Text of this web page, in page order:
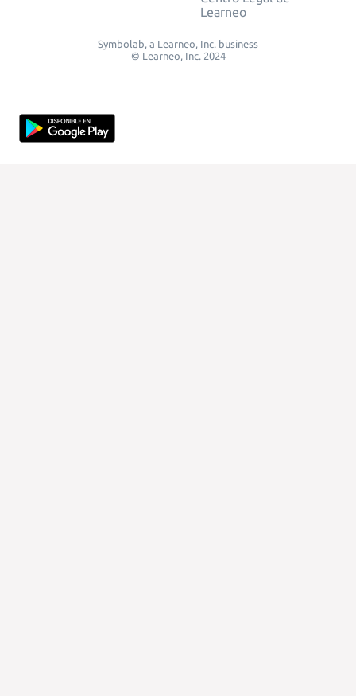
Learneo
Symbolab, a Learneo, Inc. business
© Learneo, Inc. 2024